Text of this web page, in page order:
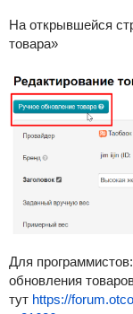
На открывшейся
товара»
Для
обновления
тут https://